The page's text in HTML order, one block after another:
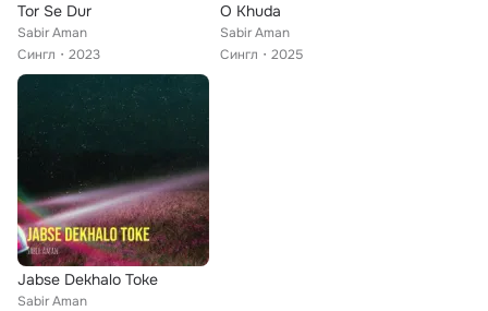
Tor Se Dur
Sabir Aman
Сингл
2023
O Khuda
Sabir Aman
Сингл
2025
Jabse Dekhalo Toke
Sabir Aman